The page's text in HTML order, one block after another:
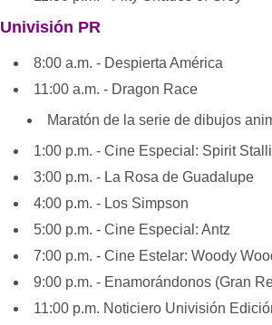
Univisión PR
8:00 a.m. - Despierta América
11:00 a.m. - Dragon Race
Maratón de la serie de dibujos
1:00 p.m. - Cine Especial: Spirit
3:00 p.m. - La Rosa de Guadalupe
4:00 p.m. - Los Simpson
5:00 p.m. - Cine Especial: Antz
7:00 p.m. - Cine Estelar: Woody
9:00 p.m. - Enamorándonos (Gran
11:00 p.m. Noticiero Univisión